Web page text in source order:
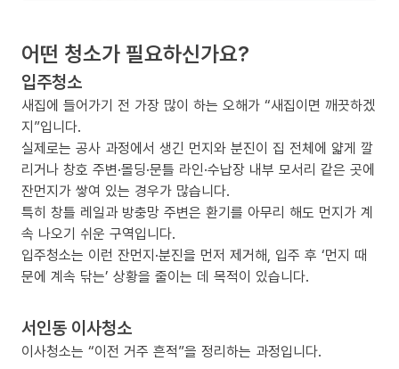
어떤 청소가 필요하신가요?
입주청소
새집에 들어가기 전 가장 많이 하는 오해가 “새집이면 깨끗하겠
지”입니다.
실제로는 공사 과정에서 생긴 먼지와 분진이 집 전체에 얇게 깔
리거나 창호 주변·몰딩·문틀 라인·수납장 내부 모서리 같은 곳에
잔먼지가 쌓여 있는 경우가 많습니다.
특히 창틀 레일과 방충망 주변은 환기를 아무리 해도 먼지가 계
속 나오기 쉬운 구역입니다.
입주청소는 이런 잔먼지·분진을 먼저 제거해, 입주 후 ‘먼지 때
문에 계속 닦는’ 상황을 줄이는 데 목적이 있습니다.
서인동 이사청소
이사청소는 “이전 거주 흔적”을 정리하는 과정입니다.